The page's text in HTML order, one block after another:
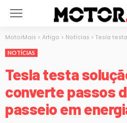
MotorMais > Artigo > Notícias > Tesla testa
NOTÍCIAS
Tesla testa
converte passos
passeio em